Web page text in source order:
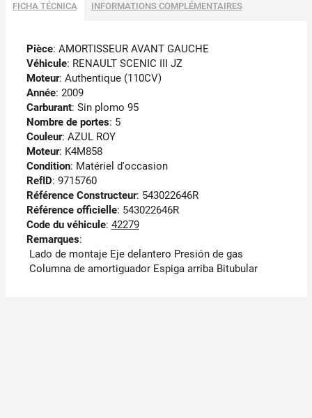
FICHA TÉCNICA INFORMATIONS COMPLÉMENTAIRES
Pièce: AMORTISSEUR AVANT GAUCHE
Véhicule: RENAULT SCENIC III JZ
Moteur: Authentique (110CV)
Année: 2009
Carburant: Sin plomo 95
Nombre de portes: 5
Couleur: AZUL ROY
Moteur: K4M858
Condition: Matériel d'occasion
RefID: 9715760
Référence Constructeur: 543022646R
Référence officielle: 543022646R
Code du véhicule: 42279
Remarques:
Lado de montaje Eje delantero Presión de gas
Columna de amortiguador Espiga arriba Bitubular